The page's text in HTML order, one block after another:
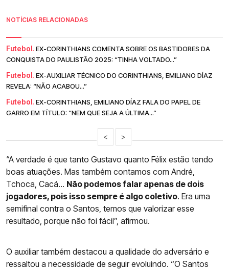
NOTÍCIAS RELACIONADAS
Futebol. EX-CORINTHIANS COMENTA SOBRE OS BASTIDORES DA
CONQUISTA DO PAULISTÃO 2025: “TINHA VOLTADO...”
Futebol. EX-AUXILIAR TÉCNICO DO CORINTHIANS, EMILIANO DÍAZ
REVELA: “NÃO ACABOU...”
Futebol. EX-CORINTHIANS, EMILIANO DÍAZ FALA DO PAPEL DE
GARRO EM TÍTULO: “NEM QUE SEJA A ÚLTIMA...”
< >
“A verdade é que tanto Gustavo quanto Félix estão tendo
boas atuações. Mas também contamos com André,
Tchoca, Cacá... Não podemos falar apenas de dois
jogadores, pois isso sempre é algo coletivo. Era uma
semifinal contra o Santos, temos que valorizar esse
resultado, porque não foi fácil”, afirmou.
O auxiliar também destacou a qualidade do adversário e
ressaltou a necessidade de seguir evoluindo. “O Santos